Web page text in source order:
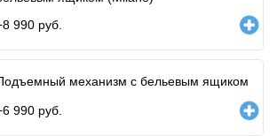
8 990 руб.
механизм с бельевым ящиком
6 990 руб.